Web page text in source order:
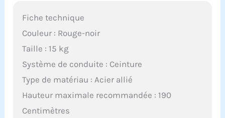
Fiche technique
Couleur : Rouge-noir
Taille : 15 kg
Système de conduite : Ceinture
Type de matériau : Acier allié
Hauteur maximale recommandée : 190
Centimètres